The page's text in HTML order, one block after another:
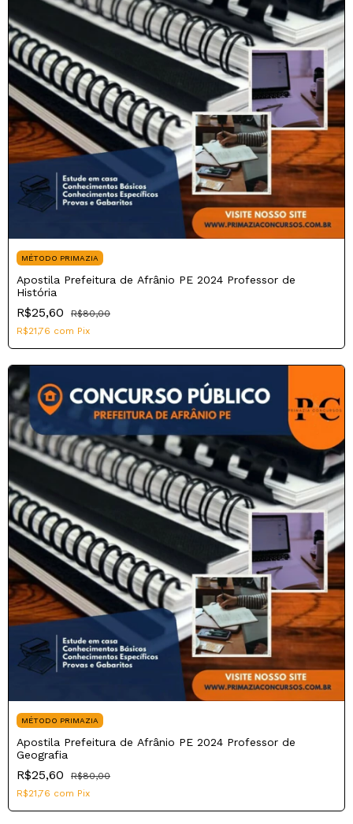
MÉTODO PRIMAZIA
Apostila Prefeitura de Afrânio PE 2024 Professor de
História
R$25,60
R$80,00
R$21,76 com Pix
MÉTODO PRIMAZIA
Apostila Prefeitura de Afrânio PE 2024 Professor de
Geografia
R$25,60
R$80,00
R$21,76 com Pix